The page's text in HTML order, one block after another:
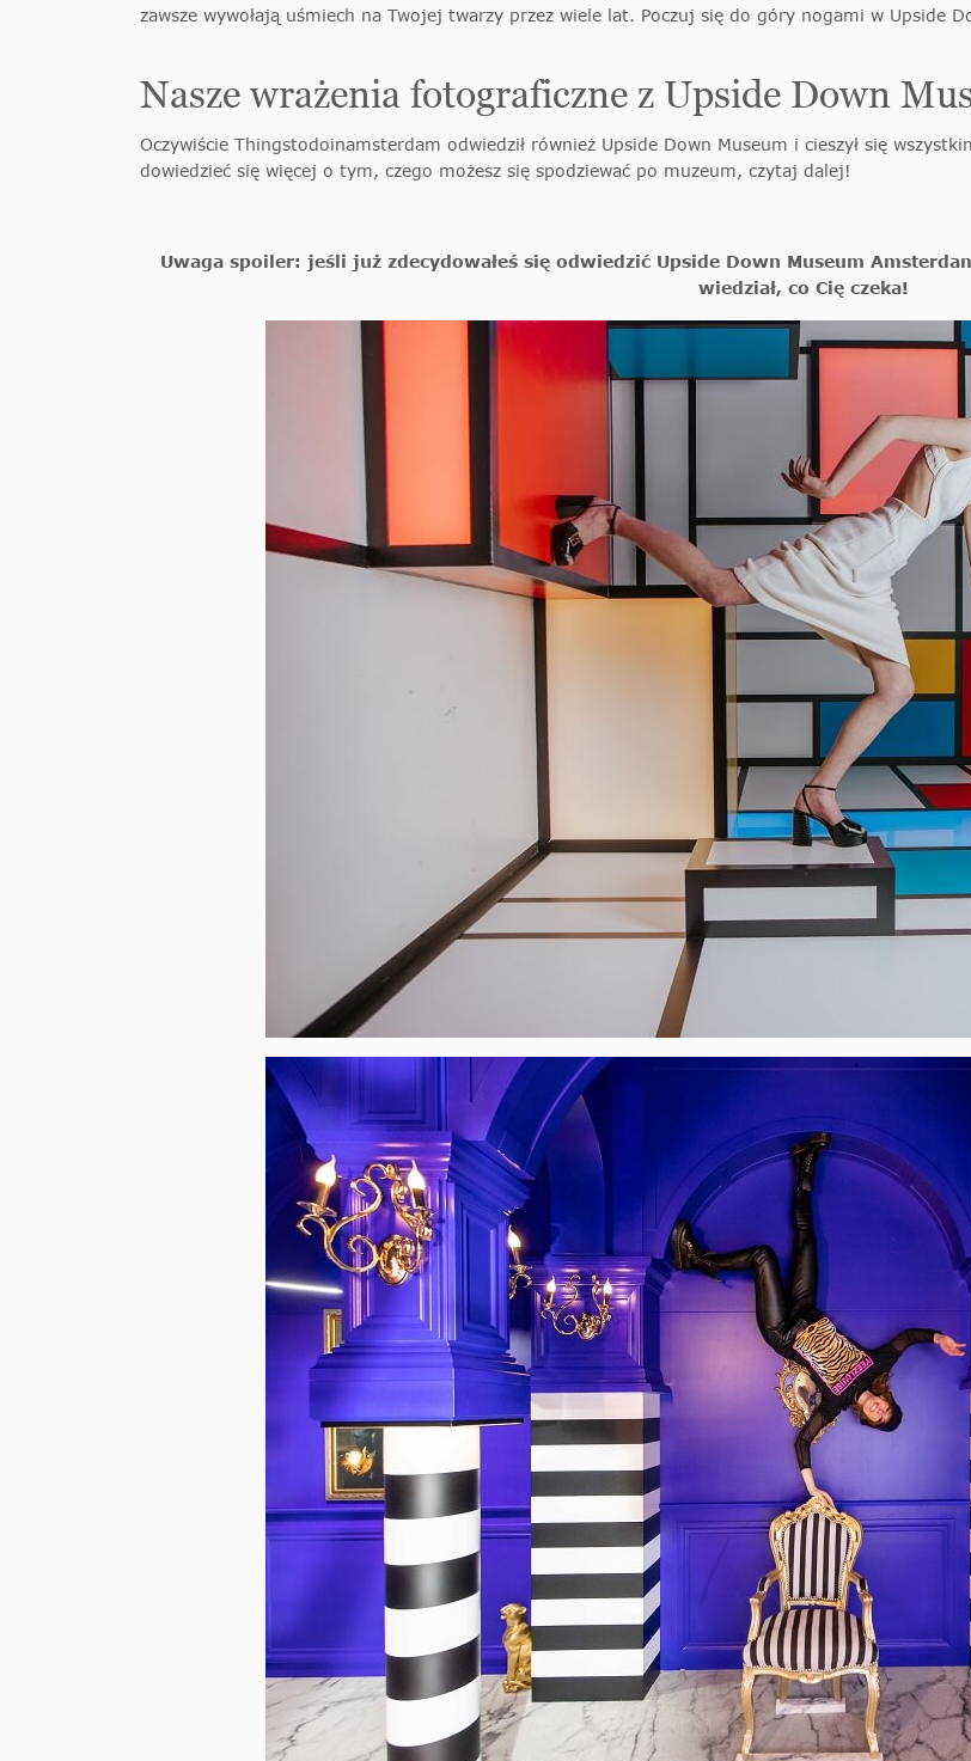
zawsze wywołają uśmiech na Twojej twarzy przez wiele lat. Poczuj się do góry nogami w Upside
Nasze wrażenia fotograficzne z Upside Down
Oczywiście Thingstodoinamsterdam odwiedził również Upside Down Museum i cieszył się
dowiedzieć się więcej o tym, czego możesz się spodziewać po muzeum, czytaj dalej!
Uwaga spoiler: jeśli już zdecydowałeś się odwiedzić Upside Down Museum
wiedział, co Cię czeka!